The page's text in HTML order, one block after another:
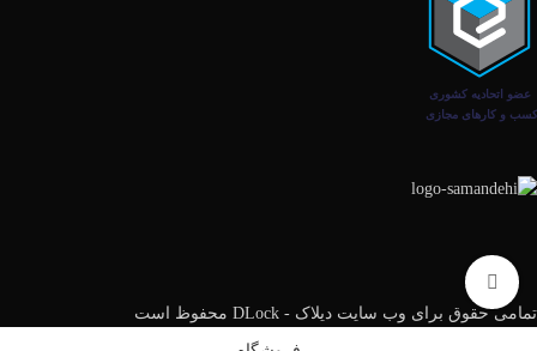
برای بزرگنمایی کلیک کنید
تمامی حقوق برای وب سایت دیلاک - DLock محفوظ است